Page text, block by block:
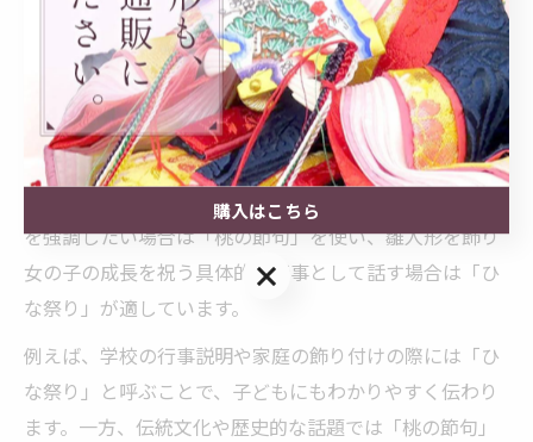
われていますが、現在では桃の節句として親しまれてい
ます。
ひな祭りと桃の節句の使い分けを解説
ひな祭りと桃の節句は、日常会話や行事の説明で使い分
けることが大切です。伝統的な行事の由来や季節の意味
を強調したい場合は「桃の節句」を使い、雛人形を飾り
女の子の成長を祝う具体的な行事として話す場合は「ひ
な祭り」が適しています。
例えば、学校の行事説明や家庭の飾り付けの際には「ひ
な祭り」と呼ぶことで、子どもにもわかりやすく伝わり
ます。一方、伝統文化や歴史的な話題では「桃の節句」
購入はこちら
購入はこちら